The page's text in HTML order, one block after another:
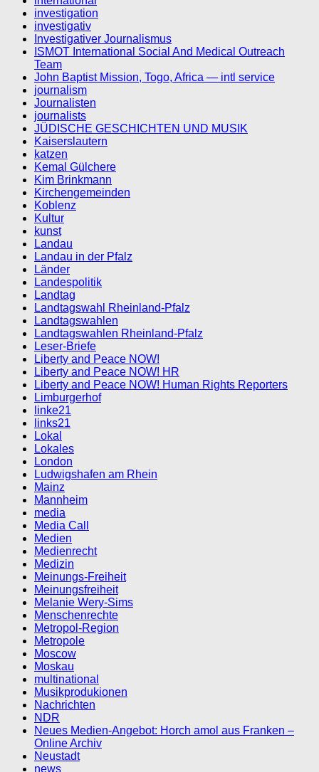
investigation
investigativ
Investigativer Journalismus
ISMOT International Social And Medical Outreach
Team
John Baptist Mission, Togo, Africa — intl service
journalism
Journalisten
journalists
JÜDISCHE GESCHICHTEN UND MUSIK
Kaiserslautern
katzen
Kemal Gülchere
Kim Brinkmann
Kirchengemeinden
Koblenz
Kultur
kunst
Landau
Landau in der Pfalz
Länder
Landespolitik
Landtag
Landtagswahl Rheinland-Pfalz
Landtagswahlen
Landtagswahlen Rheinland-Pfalz
Leser-Briefe
Liberty and Peace NOW!
Liberty and Peace NOW! HR
Liberty and Peace NOW! Human Rights Reporters
Limburgerhof
linke21
links21
Lokal
Lokales
London
Ludwigshafen am Rhein
Mainz
Mannheim
media
Media Call
Medien
Medienrecht
Medizin
Meinungs-Freiheit
Meinungsfreiheit
Melanie Wery-Sims
Menschenrechte
Metropol-Region
Metropole
Moscow
Moskau
multinational
Musikprodukionen
Nachrichten
NDR
Neues Medien-Angebot: Horch amol aus Franken –
Online Archiv
Neustadt
news